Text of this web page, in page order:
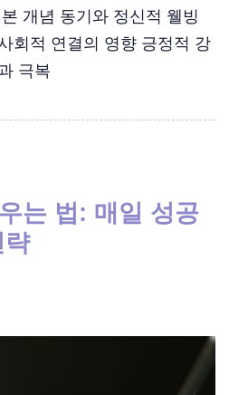
개념 동기와 정신적 웰빙
회적 연결의 영향 긍정적 강
극복
는 법: 매일 성공
략